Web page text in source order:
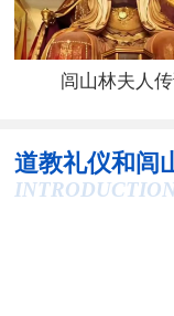
闾山林夫人
道教礼仪和闾